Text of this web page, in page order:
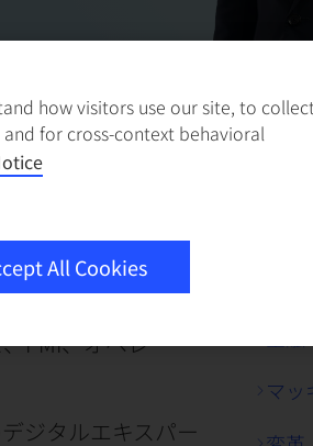
たる金融業界向け
の専門的知見を
略、サステナビリ
PMI、オペレー
ジタルエキスパー
マッ
how visitors use our site, to collect
for cross-context behavioral
All Cookies